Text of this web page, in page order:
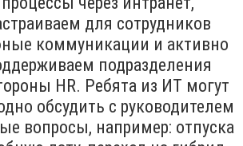
для сотрудников
коммуникации и активно
подразделения
HR. Ребята из ИТ могут
обсудить с руководителем
вопросы, например: отпуска